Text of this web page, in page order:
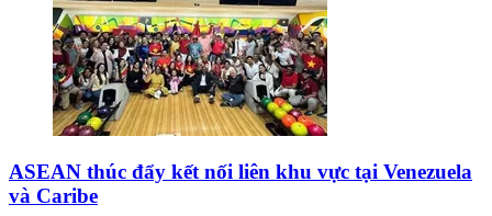
ASEAN thúc đẩy kết nối liên khu vực tại Venezuela
và Caribe